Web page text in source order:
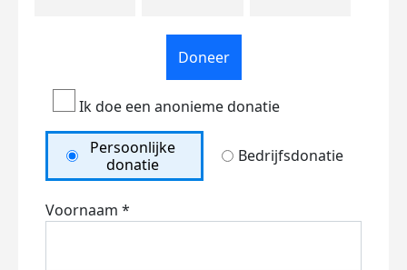
Doneer
Ik doe een anonieme donatie
Persoonlijke
donatie
Bedrijfsdonatie
Voornaam *